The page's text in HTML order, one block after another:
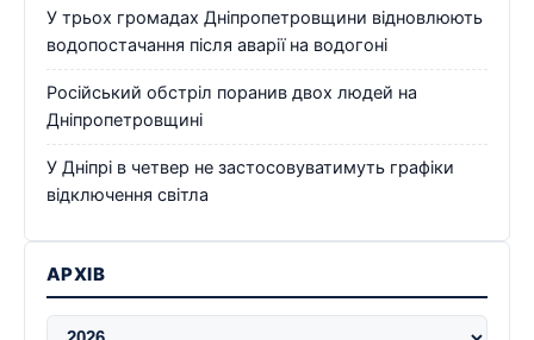
У трьох громадах Дніпропетровщини відновлюють
водопостачання після аварії на водогоні
Російський обстріл поранив двох людей на
Дніпропетровщині
У Дніпрі в четвер не застосовуватимуть графіки
відключення світла
АРХІВ